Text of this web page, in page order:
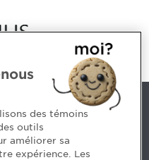
Montréal (Québec)
des témoins
outils
améliorer sa
expérience. Les